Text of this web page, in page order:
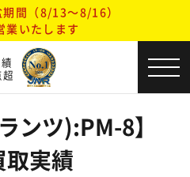
期間（8/13～8/16）
業いたします
ンツ):PM-8】
実績